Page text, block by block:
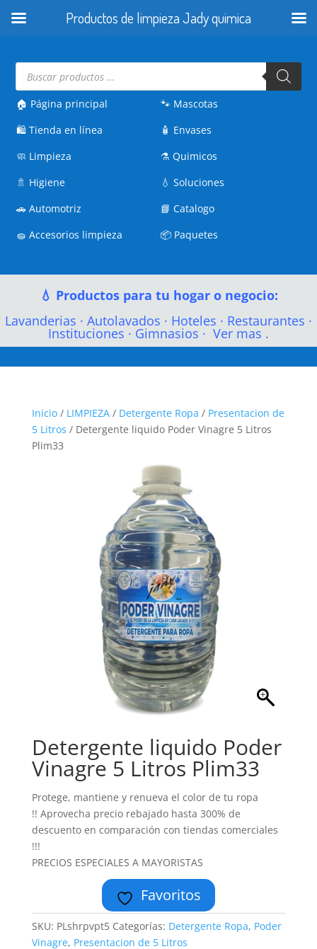
Búsqueda
productos
🏠 Página principal
🛍️Tienda en línea
🧼 Limpieza
🚿 Higiene
🚗Automotriz
🧽Accesorios limpieza
🐾 Mascotas
🧴 Envases
⚗️Quimicos
💧Soluciones
📘Catalogo
📦 Paquetes
💧 Productos para tu hogar o negocio:
Lavanderias · Autolavados · Hoteles · Restaurantes ·
Instituciones · Gimnasios · Ver mas .
Inicio/ LIMPIEZA/ Detergente Ropa / Presentacion de
5 Litros / Detergente liquido Poder Vinagre 5 Litros
Plim33
Detergente liquido Poder
Vinagre 5 Litros Plim33
Protege, mantiene y renueva el color de tu ropa
!! Aprovecha precio rebajado hasta 300% de
descuento en comparación con tiendas comerciales
!!!
PRECIOS ESPECIALES A MAYORISTAS
Favoritos
SKU: PLshrpvpt5 Categorías: Detergente Ropa, Poder
Vinagre, Presentacion de 5 Litros
Productos de limpieza Jady quimica